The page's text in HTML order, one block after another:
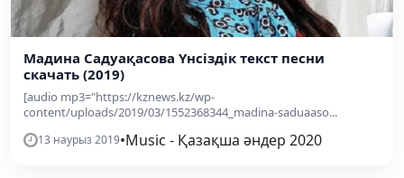
Мадина Садуақасова Үнсіздік текст песни
скачать (2019)
[audio mp3="https://kznews.kz/wp-
content/uploads/2019/03/1552368344_madina-saduaaso...
13 наурыз 2019•Music - Қазақша әндер 2020